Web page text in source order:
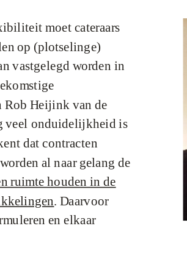
moet cateraars
op (plotselinge)
vastgelegd worden in
Rob Heijinkvan de
veel onduidelijkheid is
dat contracten
al naar gelang de
ruimte houden in de
. Daarvoor
en elkaar